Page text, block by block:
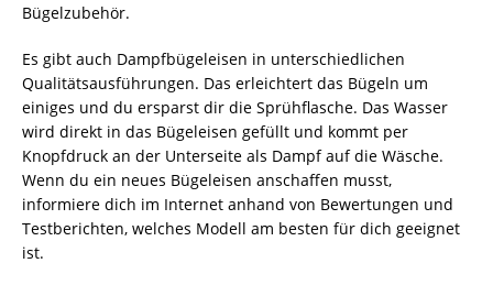
Bügelzubehör.
Es gibt auch Dampfbügeleisen in unterschiedlichen
Qualitätsausführungen. Das erleichtert das Bügeln um
einiges und du ersparst dir die Sprühflasche. Das Wasser
wird direkt in das Bügeleisen gefüllt und kommt per
Knopfdruck an der Unterseite als Dampf auf die Wäsche.
Wenn du ein neues Bügeleisen anschaffen musst,
informiere dich im Internet anhand von Bewertungen und
Testberichten, welches Modell am besten für dich geeignet
ist.